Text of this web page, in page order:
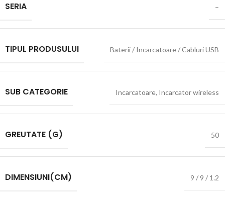
SERIA –
TIPUL PRODUSULUI Baterii / Incarcatoare / Cabluri USB
SUB CATEGORIE Incarcatoare, Incarcator wireless
GREUTATE (G) 50
DIMENSIUNI(CM) 9 / 9 / 1.2